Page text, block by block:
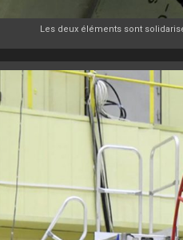
Les deux éléments sont